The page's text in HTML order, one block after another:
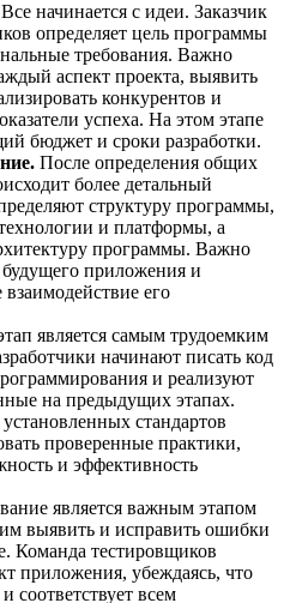
Все начинается с идеи. Заказчик
определяет цель программы
требования. Важно
аспект проекта, выявить
конкурентов и
успеха. На этом этапе
бюджет и сроки разработки.
После определения общих
более детальный
структуру программы,
и платформы, а
программы. Важно
будущего приложения и
его
является самым трудоемким
начинают писать код
и реализуют
на предыдущих этапах.
стандартов
проверенные практики,
и эффективность
является важным этапом
выявить и исправить ошибки
Команда тестировщиков
приложения, убеждаясь, что
соответствует всем